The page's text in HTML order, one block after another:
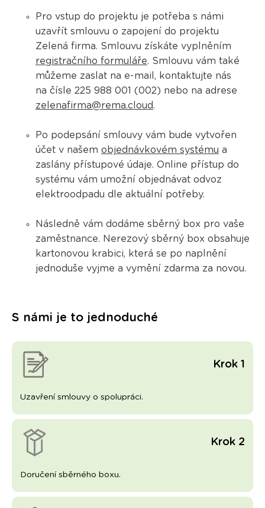
Pro vstup do projektu je potřeba s námi
uzavřít smlouvu o zapojení do projektu
Zelená firma. Smlouvu získáte vyplněním
registračního formuláře. Smlouvu vám také
můžeme zaslat na e-mail, kontaktujte nás
na čísle 225 988 001 (002) nebo na adrese
zelenafirma@rema.cloud.
Po podepsání smlouvy vám bude vytvořen
účet v našem objednávkovém systému a
zaslány přístupové údaje. Online přístup do
systému vám umožní objednávat odvoz
elektroodpadu dle aktuální potřeby.
Následně vám dodáme sběrný box pro vaše
zaměstnance. Nerezový sběrný box obsahuje
kartonovou krabici, která se po naplnění
jednoduše vyjme a vymění zdarma za novou.
S námi je to jednoduché
Krok 1
Uzavření smlouvy o spolupráci.
Krok 2
Doručení sběrného boxu.